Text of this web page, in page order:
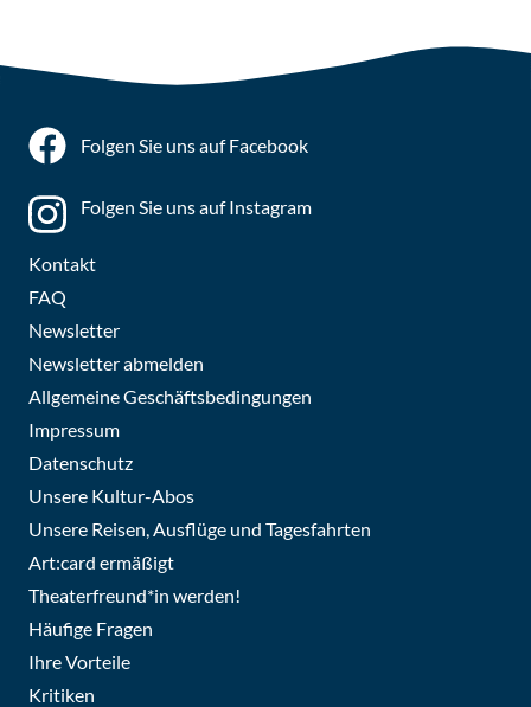
Folgen Sie uns auf Facebook
Folgen Sie uns auf Instagram
Kontakt
FAQ
Newsletter
Newsletter abmelden
Allgemeine Geschäftsbedingungen
Impressum
Datenschutz
Unsere Kultur-Abos
Unsere Reisen, Ausflüge und Tagesfahrten
Art:card ermäßigt
Theaterfreund*in werden!
Häufige Fragen
Ihre Vorteile
Kritiken